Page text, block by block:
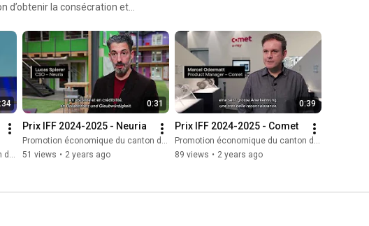
d’obtenir la consécration et
und in der Schweiz. Die
die unternommenen
0:31
Prix IFF 2024-2025 - Neuria
Promotion économique du canton de Fribourg
51 views • 2 years ago
0:39
Prix IFF 2024-2025 - Comet
Promotion économique du canton de Fribourg
89 views • 2 years ago